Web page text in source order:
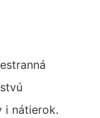
i nátierok.